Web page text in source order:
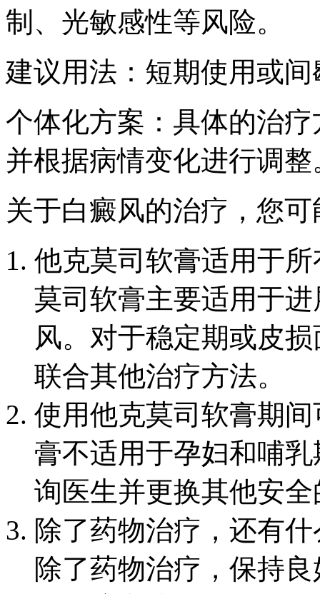
制、光敏感性等风险。
建议用法：短期使用或
个体化方案：具体的治
并根据病情变化进行调整
关于白癜风的治疗，您
他克莫司软膏适用于
莫司软膏主要适用于
风。对于稳定期或皮
联合其他治疗方法。
使用他克莫司软膏期
膏不适用于孕妇和哺
询医生并更换其他安
除了药物治疗，还有
除了药物治疗，保持